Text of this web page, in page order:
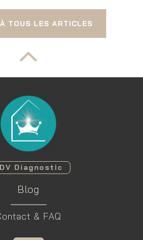
TOUS LES ARTICLES
2
Diagnostic
Blog
& FAQ